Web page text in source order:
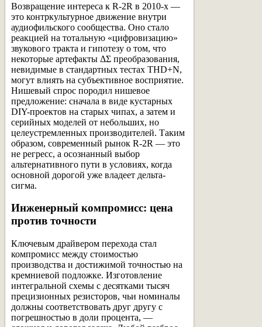
Возвращение интереса к R-2R в 2010-х —
это контркультурное движение внутри
аудиофильского сообщества. Оно стало
реакцией на тотальную «цифровизацию»
звукового тракта и гипотезу о том, что
некоторые артефакты ΔΣ преобразования,
невидимые в стандартных тестах THD+N,
могут влиять на субъективное восприятие.
Нишевый спрос породил нишевое
предложение: сначала в виде кустарных
DIY-проектов на старых чипах, а затем и
серийных моделей от небольших, но
целеустремленных производителей. Таким
образом, современный рынок R-2R — это
не регресс, а осознанный выбор
альтернативного пути в условиях, когда
основной дорогой уже владеет дельта-
сигма.
Инженерный компромисс: цена
против точности
Ключевым драйвером перехода стал
компромисс между стоимостью
производства и достижимой точностью на
кремниевой подложке. Изготовление
интегральной схемы с десятками тысяч
прецизионных резисторов, чьи номиналы
должны соответствовать друг другу с
погрешностью в доли процента, —